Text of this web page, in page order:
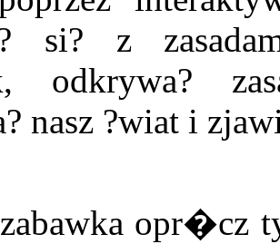
si? z
odkrywa?
nasz ?wiat i
opr�cz